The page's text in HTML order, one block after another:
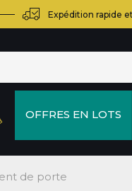
Expédition rapide
OFFRES EN LOTS
de porte